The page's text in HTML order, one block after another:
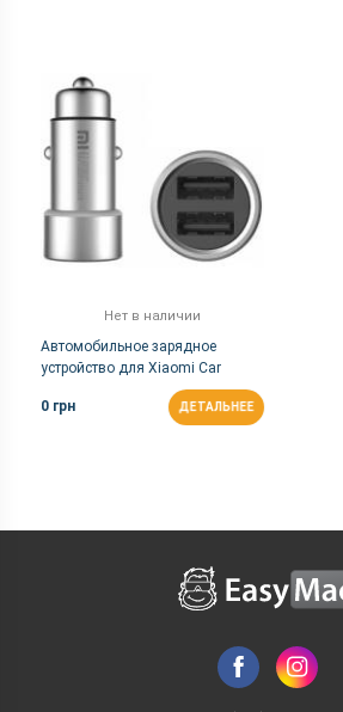
Нет в наличии
Автомобильное зарядное
устройство для Xiaomi Car
Charger Silver GDS4042CN
0 грн
ДЕТАЛЬНЕЕ